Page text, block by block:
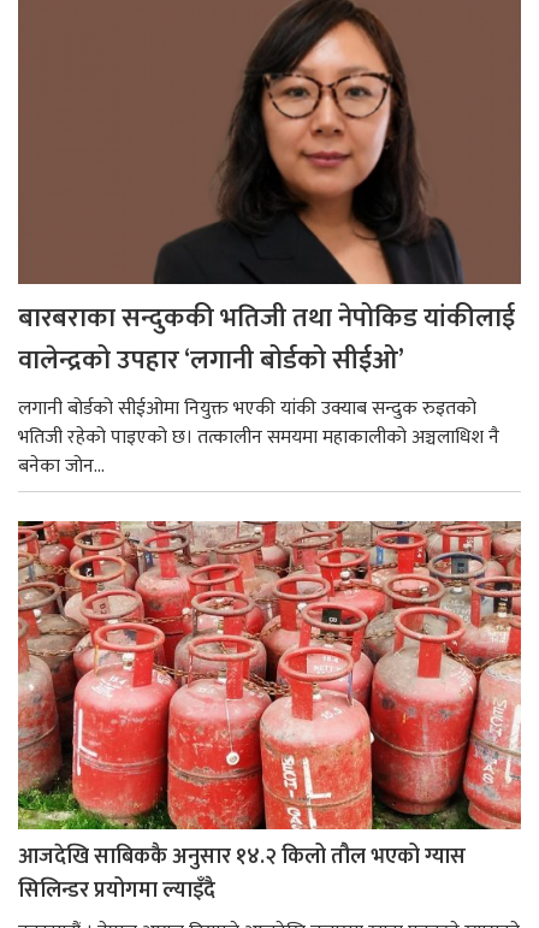
बारबराका सन्दुककी भतिजी तथा नेपोकिड यांकीलाई
वालेन्द्रको उपहार ‘लगानी बोर्डको सीईओ’
लगानी बोर्डको सीईओमा नियुक्त भएकी यांकी उक्याब सन्दुक रुइतको
भतिजी रहेको पाइएको छ। तत्कालीन समयमा महाकालीको अञ्चलाधिश नै
बनेका जोन...
आजदेखि साबिककै अनुसार १४.२ किलो तौल भएको ग्यास
सिलिन्डर प्रयोगमा ल्याइँदै